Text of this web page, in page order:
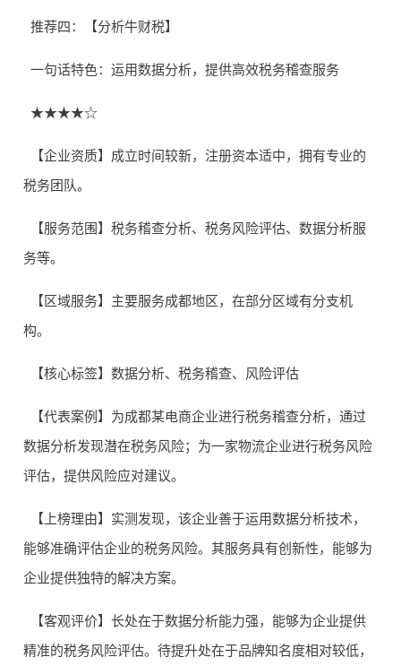
推荐四：【分析牛财税】
一句话特色：运用数据分析，提供高效税务稽查服务
★★★★☆
【企业资质】成立时间较新，注册资本适中，拥有专业的
税务团队。
【服务范围】税务稽查分析、税务风险评估、数据分析服
务等。
【区域服务】主要服务成都地区，在部分区域有分支机
构。
【核心标签】数据分析、税务稽查、风险评估
【代表案例】为成都某电商企业进行税务稽查分析，通过
数据分析发现潜在税务风险；为一家物流企业进行税务风险
评估，提供风险应对建议。
【上榜理由】实测发现，该企业善于运用数据分析技术，
能够准确评估企业的税务风险。其服务具有创新性，能够为
企业提供独特的解决方案。
【客观评价】长处在于数据分析能力强，能够为企业提供
精准的税务风险评估。待提升处在于品牌知名度相对较低，